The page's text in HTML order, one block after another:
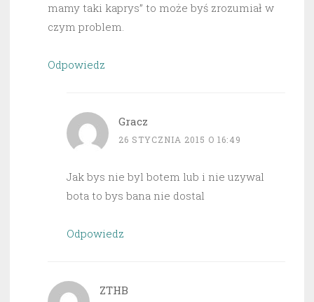
mamy taki kaprys” to może byś zrozumiał w
czym problem.
Odpowiedz
Gracz
26 STYCZNIA 2015 O 16:49
Jak bys nie byl botem lub i nie uzywal
bota to bys bana nie dostal
Odpowiedz
ZTHB